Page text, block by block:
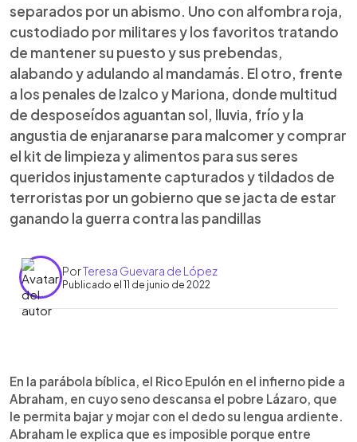
separados por un abismo. Uno con alfombra roja,
custodiado por militares y los favoritos tratando
de mantener su puesto y sus prebendas,
alabando y adulando al mandamás. El otro, frente
a los penales de Izalco y Mariona, donde multitud
de desposeídos aguantan sol, lluvia, frío y la
angustia de enjaranarse para malcomer y comprar
el kit de limpieza y alimentos para sus seres
queridos injustamente capturados y tildados de
terroristas por un gobierno que se jacta de estar
ganando la guerra contra las pandillas
PorTeresa Guevara de López
Publicado el 11 de junio de 2022
Escuchar artículo
En la parábola bíblica, el Rico Epulón en el infierno pide a
Abraham, en cuyo seno descansa el pobre Lázaro, que
le permita bajar y mojar con el dedo su lengua ardiente.
Abraham le explica que es imposible porque entre